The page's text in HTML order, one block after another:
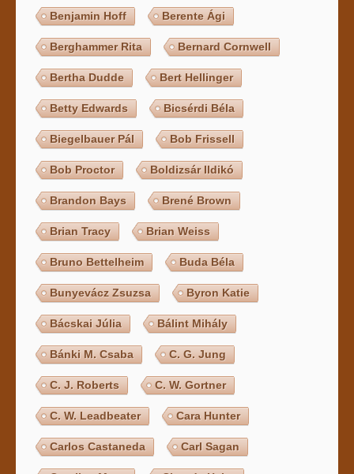
Benjamin Hoff Berente Ági
Berghammer Rita Bernard Cornwell
Bertha Dudde Bert Hellinger
Betty Edwards Bicsérdi Béla
Biegelbauer Pál Bob Frissell
Bob Proctor Boldizsár Ildikó
Brandon Bays Brené Brown
Brian Tracy Brian Weiss
Bruno Bettelheim Buda Béla
Bunyevácz Zsuzsa Byron Katie
Bácskai Júlia Bálint Mihály
Bánki M. Csaba C. G. Jung
C. J. Roberts C. W. Gortner
C. W. Leadbeater Cara Hunter
Carlos Castaneda Carl Sagan